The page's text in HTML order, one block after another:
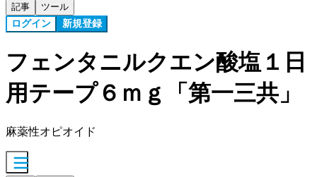
記事 ツール
ログイン 新規登録
フェンタニルクエン酸塩１日
用テープ６ｍｇ「第一三共」
麻薬性オピオイド